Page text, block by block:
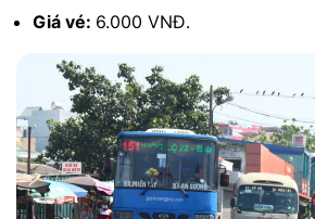
Giá vé: 6.000 VNĐ.